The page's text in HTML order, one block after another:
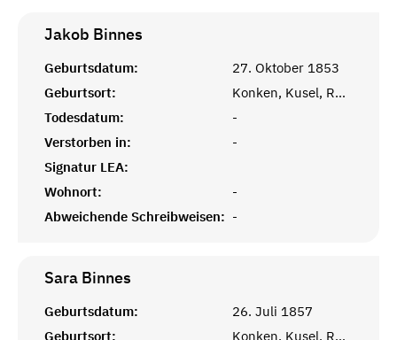
Jakob Binnes
Geburtsdatum:
27. Oktober 1853
Geburtsort:
Konken, Kusel, Rheinprovinz
Todesdatum:
-
Verstorben in:
-
Signatur LEA:
Wohnort:
-
Abweichende Schreibweisen: -
Sara Binnes
Geburtsdatum:
26. Juli 1857
Geburtsort:
Konken, Kusel, Rheinprovinz